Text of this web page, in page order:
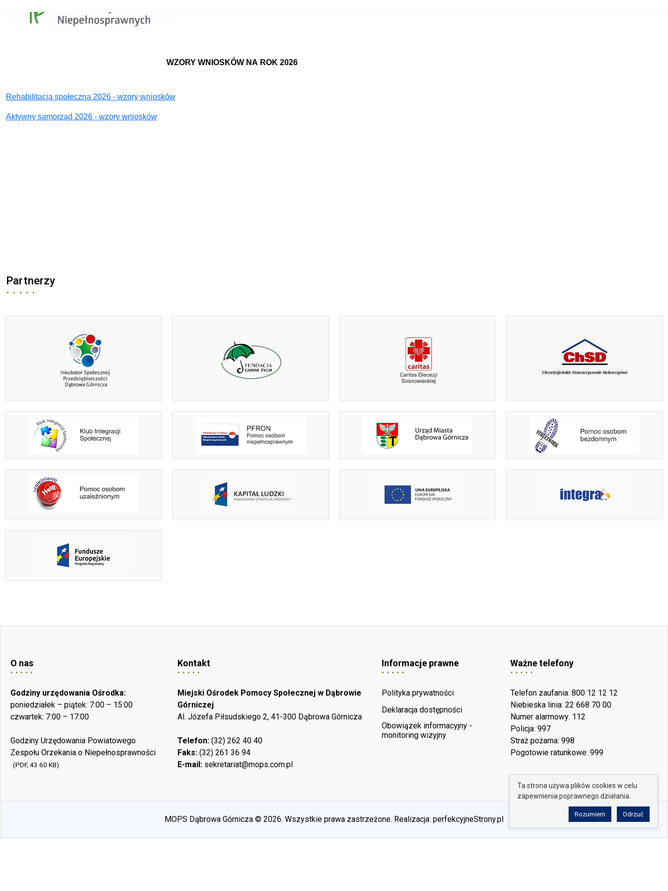
WZORY WNIOSKÓW NA ROK 2026
Rehabilitacja społeczna 2026 - wzory wniosków
Aktywny samorząd 2026 - wzory wniosków
Partnerzy
O nas
Godziny urzędowania Ośrodka:
poniedziałek – piątek: 7:00 – 15:00
czwartek: 7:00 – 17:00
Godziny Urzędowania Powiatowego
Zespołu Orzekania o Niepełnosprawności
(PDF, 43.60 KB)
Kontakt
Miejski Ośrodek Pomocy Społecznej w Dąbrowie
Górniczej
Al. Józefa Piłsudskiego 2, 41-300 Dąbrowa Górnicza
Telefon:(32) 262 40 40
Faks:(32) 261 36 94
E-mail:sekretariat@mops.com.pl
Informacje prawne
Polityka prywatności
Deklaracja dostępności
Obowiązek informacyjny -
monitoring wizyjny
Ważne telefony
Telefon zaufania: 800 12 12 12
Niebieska linia: 22 668 70 00
Numer alarmowy: 112
Policja: 997
Straż pożarna: 998
Pogotowie ratunkowe: 999
MOPS Dąbrowa Górnicza © 2026. Wszystkie prawa zastrzeżone. Realizacja: perfekcyjneStrony.pl
Ta strona używa plików cookies w celu
zapewnienia poprawnego działania.
Rozumiem Odrzuć